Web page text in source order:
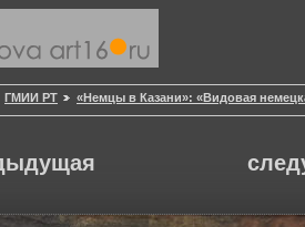
ГМИИ РТ «Немцы в Казани»: «Видовая